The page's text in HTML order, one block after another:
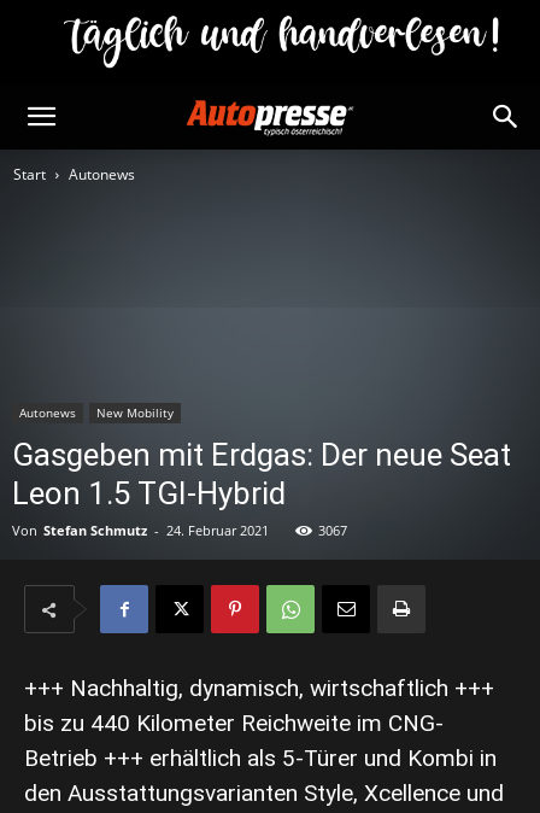
Start Autonews
Autonews New Mobility
Gasgeben mit Erdgas: Der neue Seat
Leon 1.5 TGI-Hybrid
Von Stefan Schmutz - 24. Februar 2021 3067
+++ Nachhaltig, dynamisch, wirtschaftlich +++
bis zu 440 Kilometer Reichweite im CNG-
Betrieb +++ erhältlich als 5-Türer und Kombi in
den Ausstattungsvarianten Style, Xcellence und